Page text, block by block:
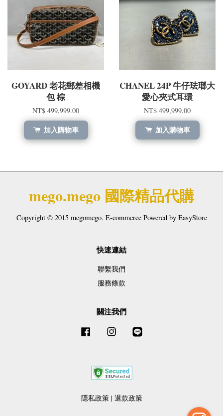
GOYARD 老花郵差相機
包 棕
NT$ 499,999.00
加入購物車
CHANEL 24P 牛仔珐瑯大
愛心夾式耳環
NT$ 499,999.00
加入購物車
mego.mego 國際精品代購
Copyright © 2015 megomego. E-commerce Powered by EasyStore
快速連結
聯繫我們
服務條款
關注我們
Facebook Instagram
隱私政策| 退款政策